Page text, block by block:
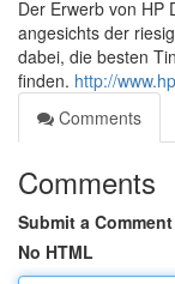
Der Erwerb von HP
angesichts der
dabei, die besten
finden. http://
Comments
Comments
Submit a Comment
No HTML